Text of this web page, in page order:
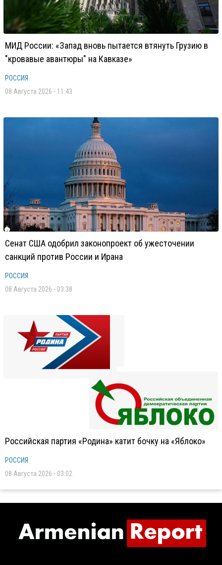
МИД России: «Запад вновь пытается втянуть Грузию в
"кровавые авантюры" на Кавказе»
РОССИЯ
08 Августа 2026 - 11:43
Сенат США одобрил законопроект об ужесточении
санкций против России и Ирана
РОССИЯ
08 Августа 2026 - 03:38
Российская партия «Родина» катит бочку на «Яблоко»
РОССИЯ
08 Августа 2026 - 03:02